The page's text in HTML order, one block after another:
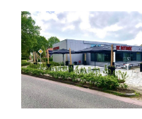
Plaats bericht